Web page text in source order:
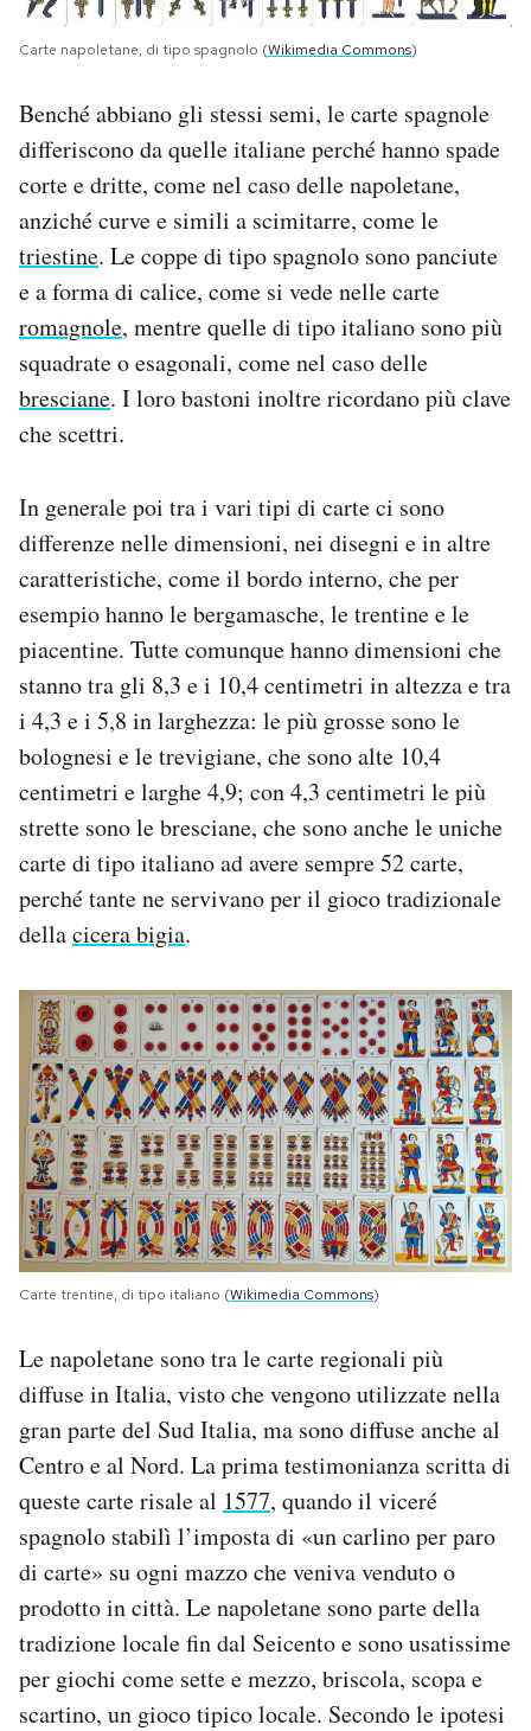
Carte napoletane, di tipo spagnolo (Wikimedia Commons)
Benché abbiano gli stessi semi, le carte spagnole
differiscono da quelle italiane perché hanno spade
corte e dritte, come nel caso delle napoletane,
anziché curve e simili a scimitarre, come le
triestine. Le coppe di tipo spagnolo sono panciute
e a forma di calice, come si vede nelle carte
romagnole, mentre quelle di tipo italiano sono più
squadrate o esagonali, come nel caso delle
bresciane. I loro bastoni inoltre ricordano più clave
che scettri.
In generale poi tra i vari tipi di carte ci sono
differenze nelle dimensioni, nei disegni e in altre
caratteristiche, come il bordo interno, che per
esempio hanno le bergamasche, le trentine e le
piacentine. Tutte comunque hanno dimensioni che
stanno tra gli 8,3 e i 10,4 centimetri in altezza e tra
i 4,3 e i 5,8 in larghezza: le più grosse sono le
bolognesi e le trevigiane, che sono alte 10,4
centimetri e larghe 4,9; con 4,3 centimetri le più
strette sono le bresciane, che sono anche le uniche
carte di tipo italiano ad avere sempre 52 carte,
perché tante ne servivano per il gioco tradizionale
dellacicera bigia.
Carte trentine, di tipo italiano (Wikimedia Commons)
Le napoletane sono tra le carte regionali più
diffuse in Italia, visto che vengono utilizzate nella
gran parte del Sud Italia, ma sono diffuse anche al
Centro e al Nord. La prima testimonianza scritta di
queste carte risale al 1577, quando il viceré
spagnolo stabilì l’imposta di «un carlino per paro
di carte» su ogni mazzo che veniva venduto o
prodotto in città. Le napoletane sono parte della
tradizione locale fin dal Seicento e sono usatissime
per giochi come sette e mezzo, briscola, scopa e
scartino, un gioco tipico locale. Secondo le ipotesi